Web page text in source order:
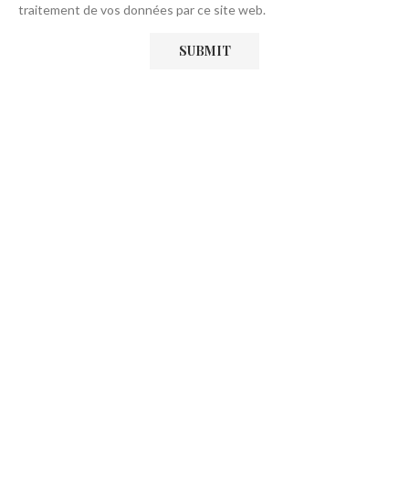
traitement de vos données par ce site web.